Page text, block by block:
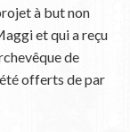
à but non
et qui a reçu
de
offerts de par